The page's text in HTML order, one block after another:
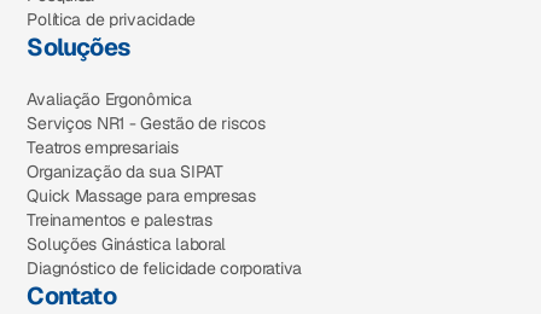
Política de privacidade
Soluções
Avaliação Ergonômica
Serviços NR1 - Gestão de riscos
Teatros empresariais
Organização da sua SIPAT
Quick Massage para empresas
Treinamentos e palestras
Soluções Ginástica laboral
Diagnóstico de felicidade corporativa
Contato